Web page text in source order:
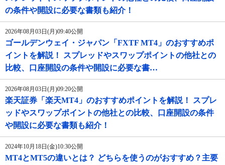
の条件や開設に必要な書類も紹介！
2026年08月03日(月)09:40公開
ゴールデンウェイ・ジャパン「FXTF MT4」のおすすめポ
イントを解説！ スプレッドやスワップポイントの他社との
比較、口座開設の条件や開設に必要な書…
2026年08月03日(月)09:20公開
楽天証券「楽天MT4」のおすすめポイントを解説！ スプレ
ッドやスワップポイントの他社との比較、口座開設の条件
や開設に必要な書類も紹介！
2024年10月18日(金)10:30公開
MT4とMT5の違いとは？ どちらを使うのがおすすめ？主要